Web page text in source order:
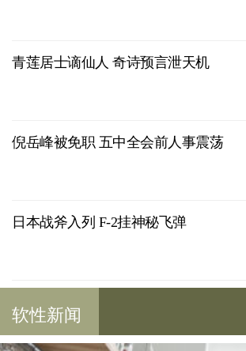
青莲居士谪仙人 奇诗预言泄天机
倪岳峰被免职 五中全会前人事震荡
日本战斧入列 F-2挂神秘飞弹
软性新闻